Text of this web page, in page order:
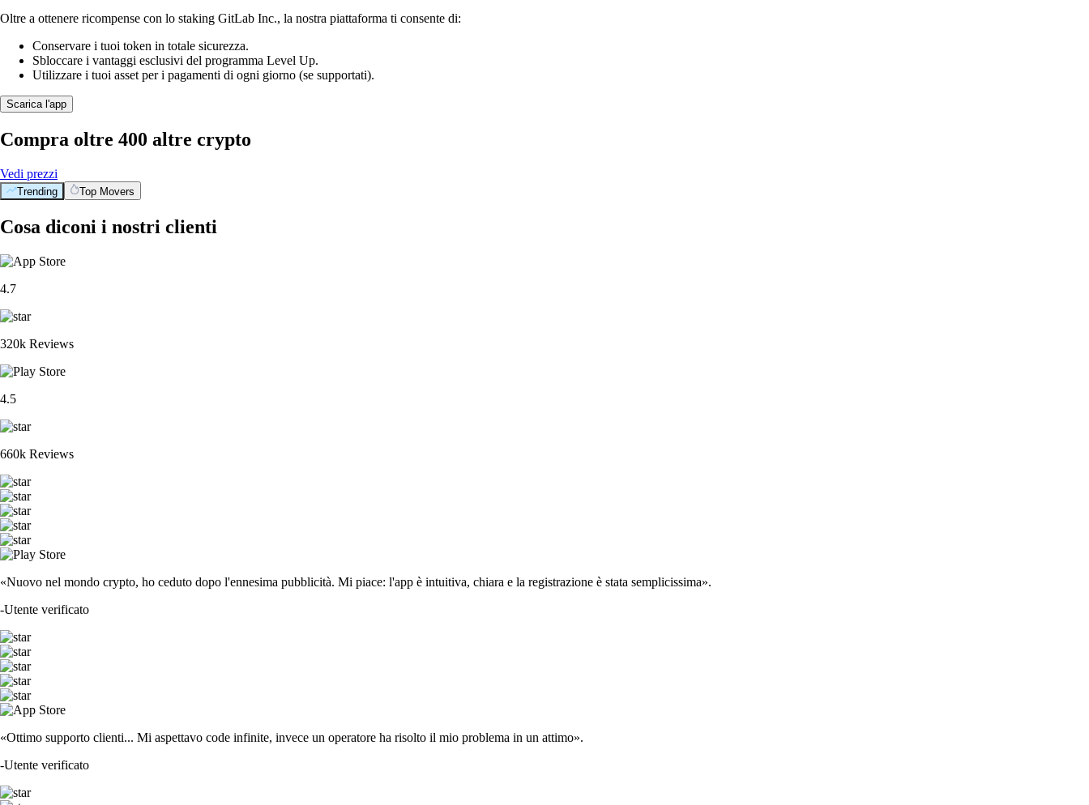
Oltre a ottenere ricompense con lo staking GitLab Inc., la nostra piattaforma ti consente di:
Conservare i tuoi token in totale sicurezza.
Sbloccare i vantaggi esclusivi del programma Level Up.
Utilizzare i tuoi asset per i pagamenti di ogni giorno (se supportati).
Scarica l'app
Compra oltre 400 altre crypto
Vedi prezzi
Trending Top Movers
Cosa diconi i nostri clienti
4.7
320k Reviews
4.5
660k Reviews
«Nuovo nel mondo crypto, ho ceduto dopo l'ennesima pubblicità. Mi piace: l'app è intuitiva, chiara e la registrazione è stata semplicissima».
-Utente verificato
«Ottimo supporto clienti... Mi aspettavo code infinite, invece un operatore ha risolto il mio problema in un attimo».
-Utente verificato